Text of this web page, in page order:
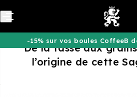
-15% sur vos boules CoffeeB
De la tasse aux
l’origine de cette